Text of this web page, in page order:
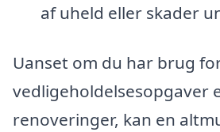
af uheld eller skader
Uanset om du har brug
vedligeholdelsesopgaver
renoveringer, kan en